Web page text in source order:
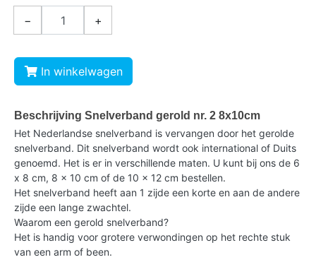
− +
In winkelwagen
Beschrijving Snelverband gerold nr. 2 8x10cm
Het Nederlandse snelverband is vervangen door het gerolde
snelverband. Dit snelverband wordt ook international of Duits
genoemd. Het is er in verschillende maten. U kunt bij ons de 6
x 8 cm, 8 x 10 cm of de 10 x 12 cm bestellen.
Het snelverband heeft aan 1 zijde een korte en aan de andere
zijde een lange zwachtel.
Waarom een gerold snelverband?
Het is handig voor grotere verwondingen op het rechte stuk
van een arm of been.